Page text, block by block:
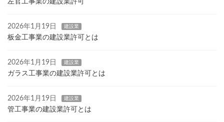
左官工事業の建設業許可
2026年1月19日 建設業
板金工事業の建設業許可とは
2026年1月19日 建設業
ガラス工事業の建設業許可とは
2026年1月19日 建設業
管工事業の建設業許可とは